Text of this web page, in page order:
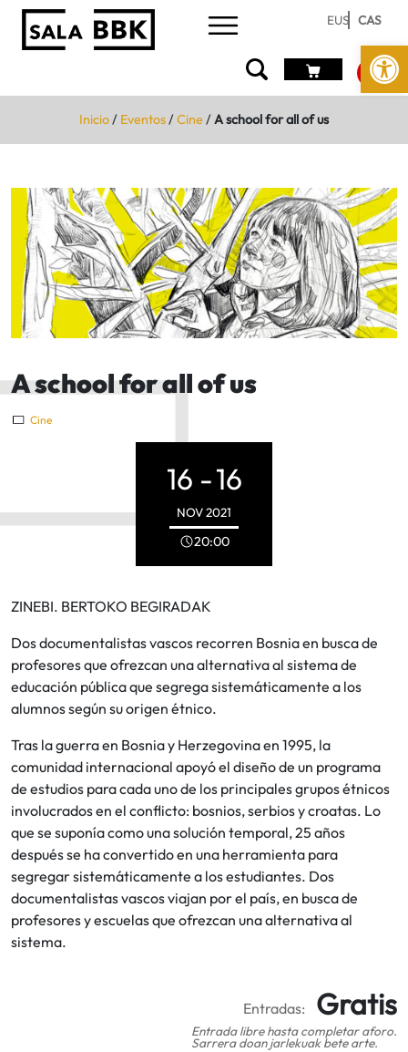
Abrir
EUS CAS
Inicio/ Eventos/Cine/A school for all of us
A school for all of us
Cine
16 -16
NOV2021
20:00
ZINEBI. BERTOKO BEGIRADAK
Dos documentalistas vascos recorren Bosnia en busca de
profesores que ofrezcan una alternativa al sistema de
educación pública que segrega sistemáticamente a los
alumnos según su origen étnico.
Tras la guerra en Bosnia y Herzegovina en 1995, la
comunidad internacional apoyó el diseño de un programa
de estudios para cada uno de los principales grupos étnicos
involucrados en el conflicto: bosnios, serbios y croatas. Lo
que se suponía como una solución temporal, 25 años
después se ha convertido en una herramienta para
segregar sistemáticamente a los estudiantes. Dos
documentalistas vascos viajan por el país, en busca de
profesores y escuelas que ofrezcan una alternativa al
sistema.
Entradas: Gratis
Entrada libre hasta completar aforo.
Sarrera doan jarlekuak bete arte.